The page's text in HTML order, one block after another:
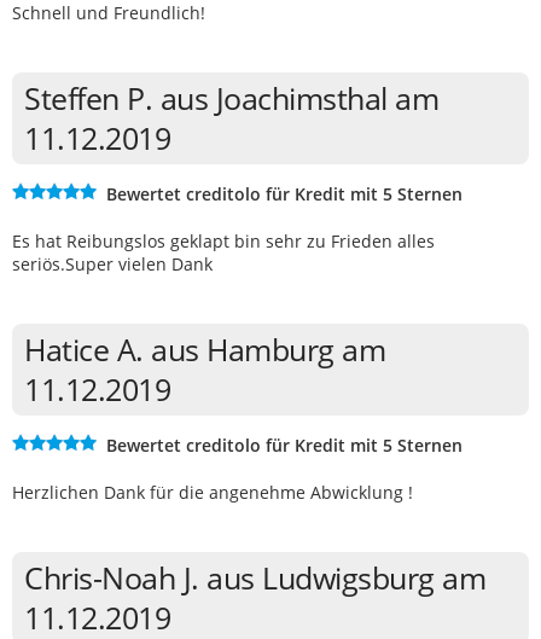
Schnell und Freundlich!
Steffen P. aus Joachimsthal am
11.12.2019
Bewertet creditolo für Kredit mit 5 Sternen
Es hat Reibungslos geklapt bin sehr zu Frieden alles
seriös.Super vielen Dank
Hatice A. aus Hamburg am
11.12.2019
Bewertet creditolo für Kredit mit 5 Sternen
Herzlichen Dank für die angenehme Abwicklung !
Chris-Noah J. aus Ludwigsburg am
11.12.2019